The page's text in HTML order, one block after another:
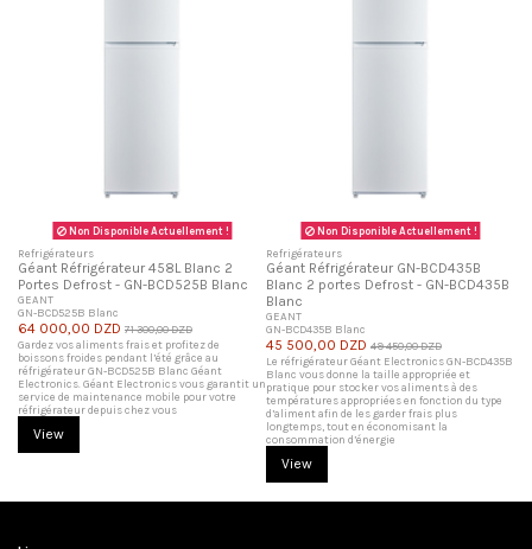
Non Disponible Actuellement !
Refrigérateurs
Géant Réfrigérateur 458L Blanc 2
Portes Defrost - GN-BCD525B Blanc
GEANT
GN-BCD525B Blanc
64 000,00 DZD 71 300,00 DZD
Gardez vos aliments frais et profitez de
boissons froides pendant l’été grâce au
réfrigérateur GN-BCD525B Blanc Géant
Electronics. Géant Electronics vous garantit un
service de maintenance mobile pour votre
réfrigérateur depuis chez vous
View
Non Disponible Actuellement !
Refrigérateurs
Géant Réfrigérateur GN-BCD435B
Blanc 2 portes Defrost - GN-BCD435B
Blanc
GEANT
GN-BCD435B Blanc
45 500,00 DZD 49 450,00 DZD
Le réfrigérateur Géant Electronics GN-BCD435B
Blanc vous donne la taille appropriée et
pratique pour stocker vos aliments à des
températures appropriées en fonction du type
d’aliment afin de les garder frais plus
longtemps, tout en économisant la
consommation d’énergie
View